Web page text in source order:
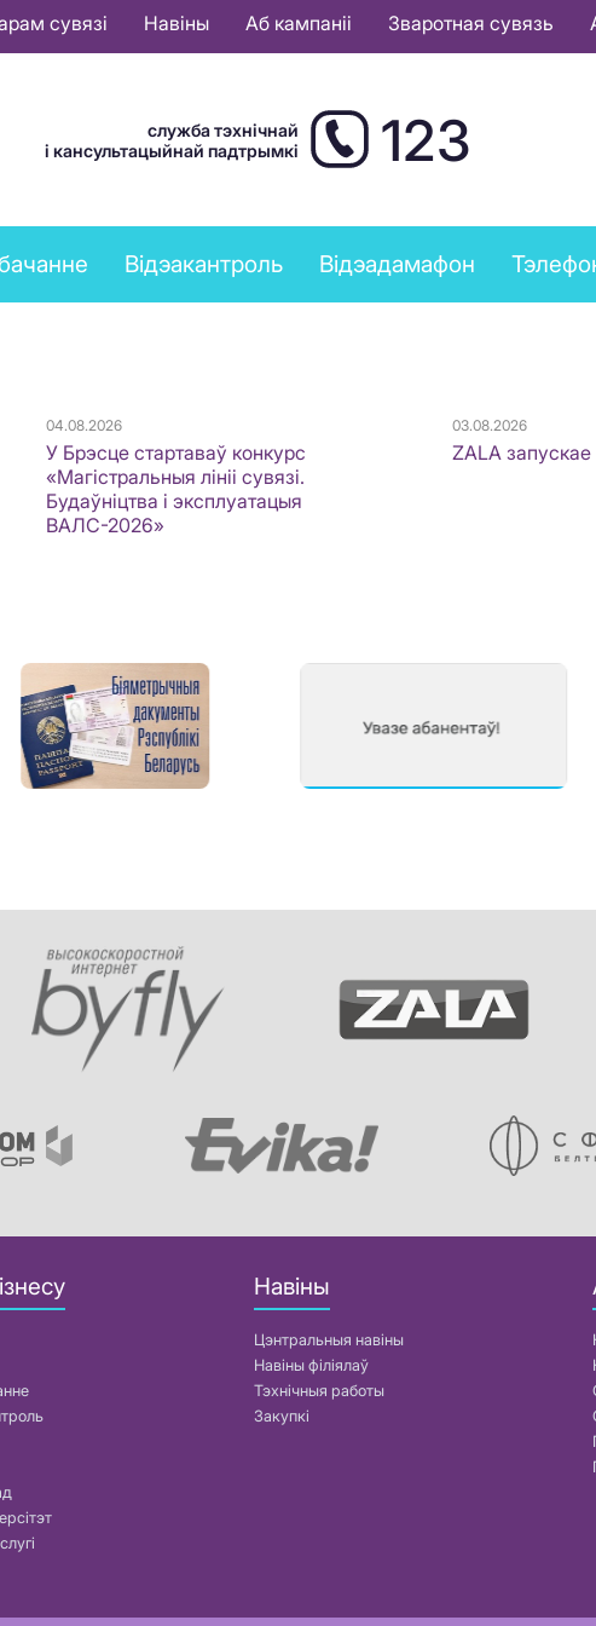
сувязі Навіны Аб кампаніі Зваротная сувязь
служба тэхнічнай
і кансультацыйнай падтрымкі
123
Відэакантроль Відэадамафон
04.08.2026
У Брэсце стартаваў конкурс
«Магістральныя лініі сувязі.
Будаўніцтва і эксплуатацыя
ВАЛС-2026»
03.08.2026
ZALA
Навіны
Цэнтральныя навіны
Навіны філіялаў
Тэхнічныя работы
Закупкі